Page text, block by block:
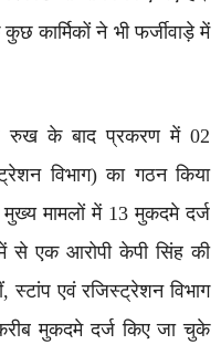
कार्मिकों ने भी फर्जीवाड़े में
रुख के बाद प्रकरण में 02
विभाग) का गठन किया
मामलों में 13 मुकदमे दर्ज
से एक आरोपी केपी सिंह की
एवं रजिस्ट्रेशन विभाग
मुकदमे दर्ज किए जा चुके